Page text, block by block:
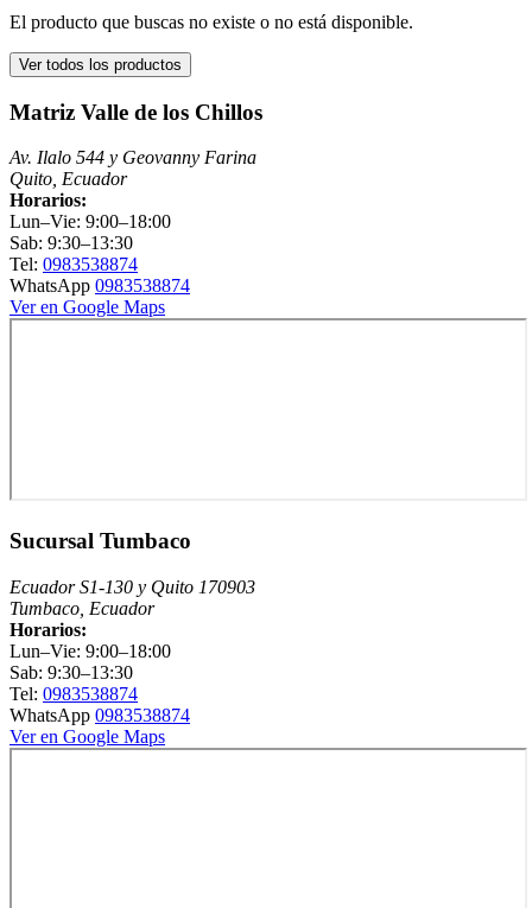
El producto que buscas no existe o no está disponible.
Ver todos los productos
Matriz Valle de los Chillos
Av. Ilalo 544 y Geovanny Farina
Quito, Ecuador
Horarios:
Lun–Vie: 9:00–18:00
Sab: 9:30–13:30
Tel: 0983538874
WhatsApp 0983538874
Ver en Google Maps
Sucursal Tumbaco
Ecuador S1-130 y Quito 170903
Tumbaco, Ecuador
Horarios:
Lun–Vie: 9:00–18:00
Sab: 9:30–13:30
Tel: 0983538874
WhatsApp 0983538874
Ver en Google Maps